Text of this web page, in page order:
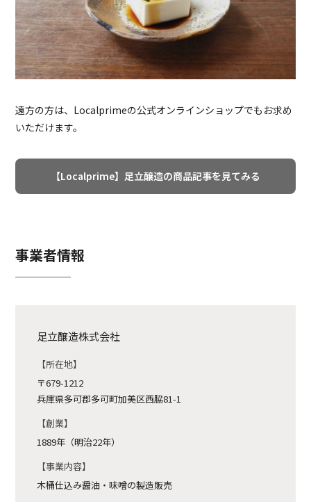
遠方の方は、Localprimeの公式オンラインショップでもお求め
いただけます。
【Localprime】足立醸造の商品記事を見てみる
事業者情報
足立醸造株式会社
所在地
〒679-1212
兵庫県多可郡多可町加美区西脇81-1
創業
1889年（明治22年）
事業内容
木桶仕込み醤油・味噌の製造販売